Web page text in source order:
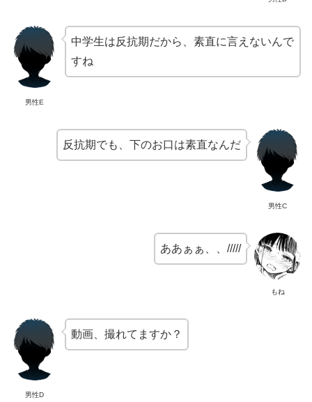
男性E
中学生は反抗期だから、素直に言えないんで
すね
男性C
反抗期でも、下のお口は素直なんだ
もね
ああぁぁ、、/////
男性D
動画、撮れてますか？